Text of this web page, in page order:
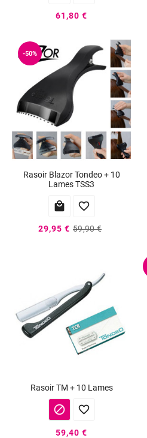
61,80 €
-50%
Rasoir Blazor Tondeo + 10
Lames TSS3
 
29,95 € 59,90 €
Rasoir TM + 10 Lames
 
59,40 €